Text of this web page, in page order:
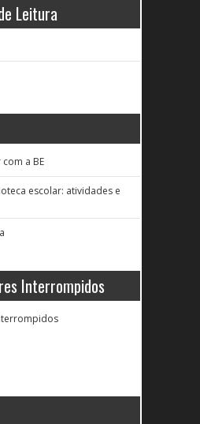
Leitura
a BE
escolar: atividades e
Interrompidos